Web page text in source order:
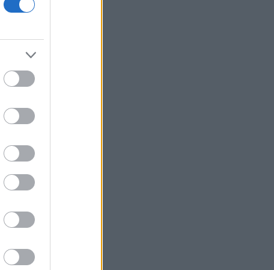
ναυσιπλοΐα προς τη Μαύρη Θάλασσα
Χαρδαλιάς: Δεν θα επιτρέψουμε
αναδασωτέες και πυρόπληκτες
περιοχές της Αττικής
Ιταλία: Όλες οι πόλεις στο υψηλότερο
επίπεδο προειδοποίησης για καύσωνα
πετρελαίου της περιφέρειας
Κρασνοντάρ ύστερα από ουκρανική
επίθεση με drones
Κορυφώνεται η έξοδος του Αυγούστου
Τουρνάς: Το ΠΣ αντιμετώπισε
πρωτοφανείς ακραίες συνθήκες
η υγεία του Μοτζταμπά Χαμενεΐ -
Σύντομα μπορεί να είναι νεκρός